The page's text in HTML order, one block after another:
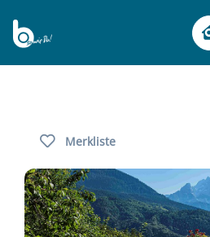
Merkliste